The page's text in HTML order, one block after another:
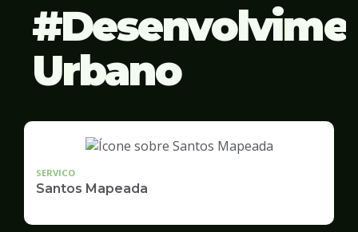
Urbano
SERVICO
Santos Mapeada